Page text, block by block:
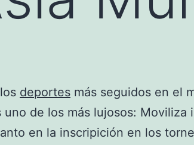
deportes más seguidos en el
uno de los más lujosos: Moviliza
en la inscripición en los